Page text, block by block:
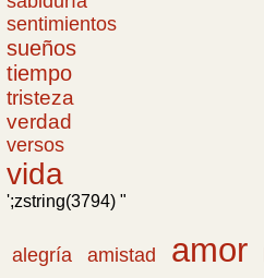
sentimientos
sueños
tiempo
tristeza
verdad
versos
vida
';zstring(3794) "
alegría amistad amor